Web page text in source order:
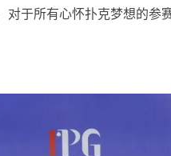
对于所有心怀扑克梦想的参